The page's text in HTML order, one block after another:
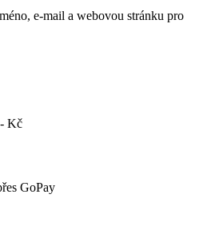
e-mail a webovou stránku pro
Kč
GoPay